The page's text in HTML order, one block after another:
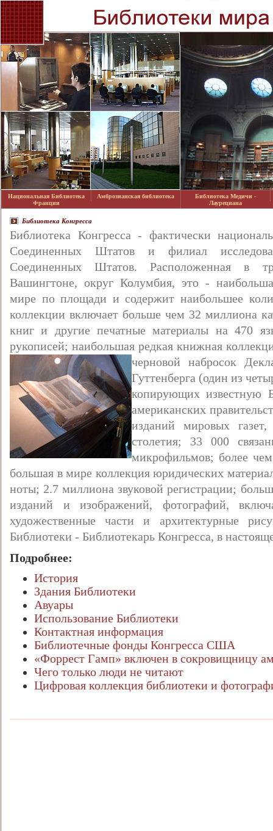
Национальная Библиотека
Франции
Амброзианская библиотека
Библиотека Медичи -
Лаурециана
Библиотека Конгресса
Библиотека Конгресса - фактически
Соединенных Штатов и филиал
Соединенных Штатов. Расположенная в
Вашингтоне, округ Колумбия, это -
мире по площади и содержит наибольшее
коллекции включает больше чем 32 миллиона
книг и другие печатные материалы на 470
рукописей; наибольшая редкая книжная
черновой набросок
Гуттенберга (один из
копирующих известную
американских
изданий мировых
столетия; 33 000
микрофильмов; более
большая в мире коллекция юридических
ноты; 2.7 миллиона звуковой регистрации;
изданий и изображений, фотографий,
художественные части и архитектурные
Библиотеки - Библиотекарь Конгресса, в
Подробнее:
История
Здания Библиотеки
Авуары
Использование Библиотеки
Контактная информация
Библиотечные фонды Конгресса США
«Форрест Гамп» включен в сокровищницу
Чего только люди не читают
Цифровая коллекция библиотеки и